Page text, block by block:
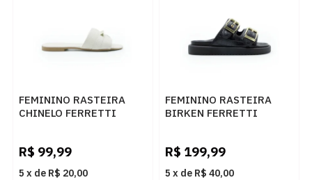
FEMININO RASTEIRA
CHINELO FERRETTI
R$ 99,99
5 x de R$ 20,00
FEMININO RASTEIRA
BIRKEN FERRETTI
R$ 199,99
5 x de R$ 40,00